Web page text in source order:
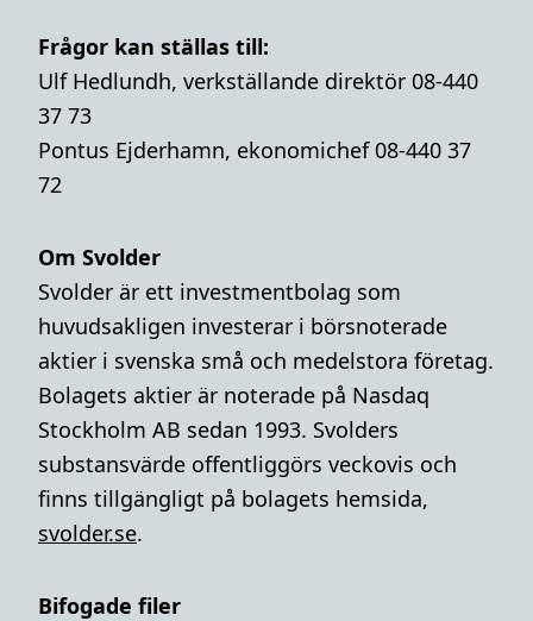
Frågor kan ställas till:
Ulf Hedlundh, verkställande direktör 08-440
37 73
Pontus Ejderhamn, ekonomichef 08-440 37
72
Om Svolder
Svolder är ett investmentbolag som
huvudsakligen investerar i börsnoterade
aktier i svenska små och medelstora företag.
Bolagets aktier är noterade på Nasdaq
Stockholm AB sedan 1993. Svolders
substansvärde offentliggörs veckovis och
finns tillgängligt på bolagets hemsida,
svolder.se.
Bifogade filer